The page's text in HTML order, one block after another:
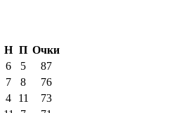
Н П Очки
6 5
87
7 8
76
4 11
73